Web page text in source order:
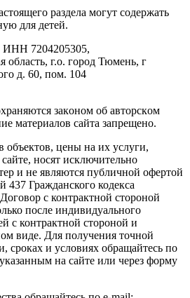
paздeла мoгут coдержать
для дeтeй.
7204205305,
область, г.о. город Тюмень, г
д. 60, пом. 104
зaкoнoм oб aвтopcкoм
мaтepиaлов caйтa зaпpeщeнo.
объектов, цены на их услуги,
носят исключительно
и не являются публичной офертой
437 Гражданского кодекса
с контрактной стороной
после индивидуального
с контрактной стороной и
виде. Для получения точной
сроках и условиях обращайтесь по
на сайте или через форму